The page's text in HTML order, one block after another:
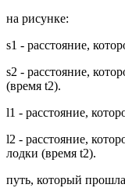
на рисунке:
s1 - расстояние,
s2 - расстояние,
(время t2).
l1 - расстояние,
l2 - расстояние,
лодки (время t2).
путь, который